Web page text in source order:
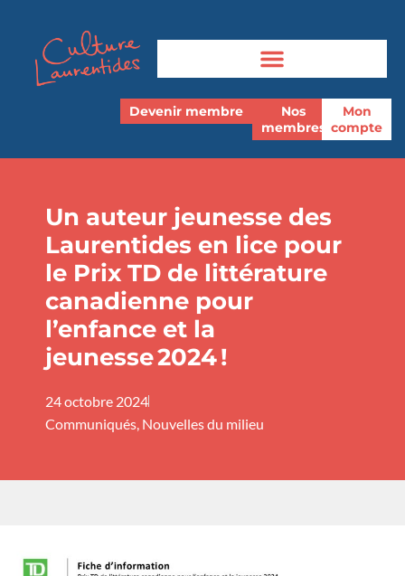
Devenir membre
Nos
membres
Mon
compte
Un auteur jeunesse des
Laurentides en lice pour
le Prix TD de littérature
canadienne pour
l’enfance et la
jeunesse 2024 !
24 octobre 2024
Communiqués, Nouvelles du milieu